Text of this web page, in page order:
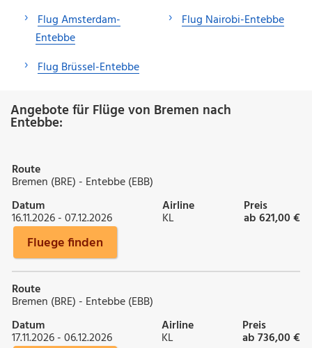
Flug Amsterdam-
Entebbe
Flug Brüssel-Entebbe
Flug Nairobi-Entebbe
Angebote für Flüge von Bremen nach
Entebbe:
Route
Bremen (BRE) - Entebbe (EBB)
Datum
16.11.2026 - 07.12.2026
Airline
KL
Preis
ab 621,00 €
Fluege finden
Route
Bremen (BRE) - Entebbe (EBB)
Datum
17.11.2026 - 06.12.2026
Airline
KL
Preis
ab 736,00 €